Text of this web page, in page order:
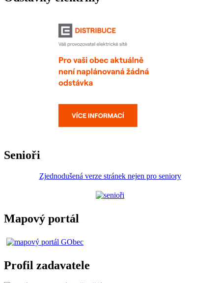
Senioři
Zjednodušená verze stránek nejen pro seniory
Mapový portál
Profil zadavatele